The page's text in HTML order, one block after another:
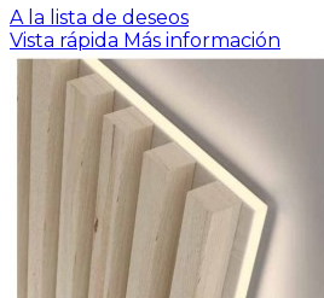
A la lista de deseos
Vista rápida Más información